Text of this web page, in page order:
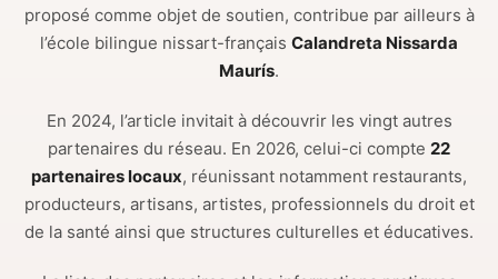
proposé comme objet de soutien, contribue par ailleurs à
l’école bilingue nissart-français Calandreta Nissarda
Maurís.
En 2024, l’article invitait à découvrir les vingt autres
partenaires du réseau. En 2026, celui-ci compte 22
partenaires locaux, réunissant notamment restaurants,
producteurs, artisans, artistes, professionnels du droit et
de la santé ainsi que structures culturelles et éducatives.